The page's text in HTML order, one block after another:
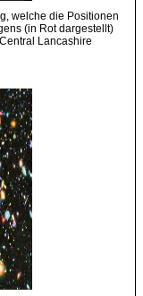
welche die Positionen
(in Rot dargestellt)
Lancashire